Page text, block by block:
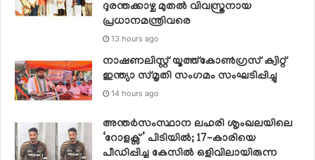
ദുരന്തക്കാഴ്ച മുതല്‍ വിവസ്ത്രനായ
പ്രധാനമന്ത്രിവരെ
13 hours ago
നാഷണലിസ്റ്റ് യൂത്ത്കോൺഗ്രസ് ക്വിറ്റ്
ഇന്ത്യാ സ്‌മൃതി സംഗമം സംഘടിപ്പിച്ചു
14 hours ago
അന്തർസംസ്ഥാന ലഹരി ശൃംഖലയിലെ
‘റോളക്സ്’ പിടിയിൽ; 17-കാരിയെ
പീഡിപ്പിച്ച കേസിൽ ഒളിവിലായിരുന്ന